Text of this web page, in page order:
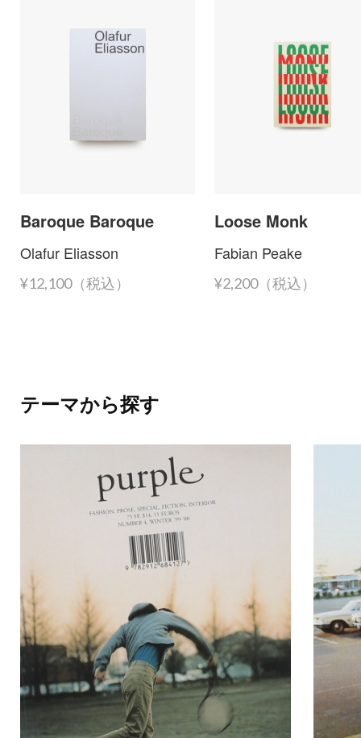
Baroque Baroque
Olafur Eliasson
¥12,100（税込）
Loose Monk
Fabian Peake
¥2,200（税込）
テーマから探す